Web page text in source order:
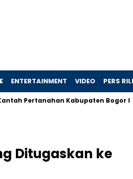
ENTERTAINMENT VIDEO PERS
Pertanahan Kabupaten Bogor I
Ditugaskan ke